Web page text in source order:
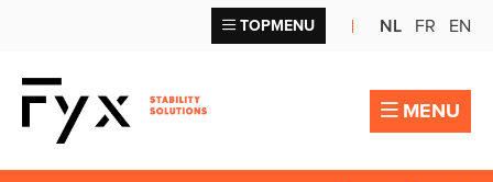
TOPMENU NL FR EN
MENU